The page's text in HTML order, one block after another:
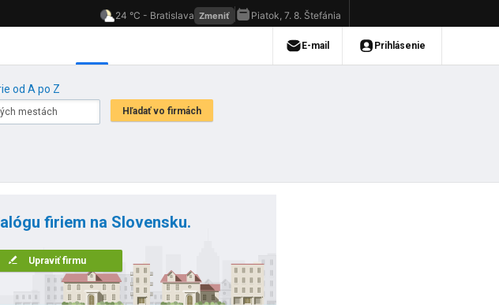
od A po Z
firiem na Slovensku.
Upraviť firmu